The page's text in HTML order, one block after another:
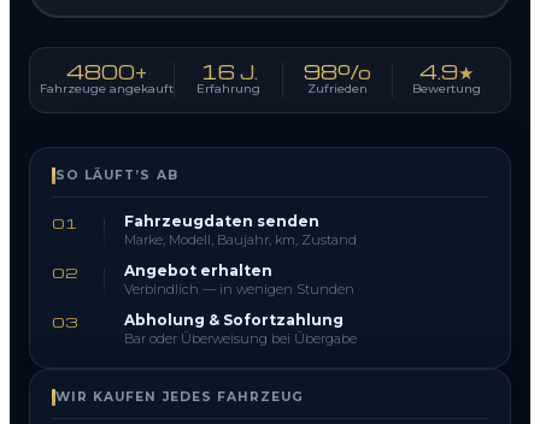
4800+
Fahrzeuge angekauft
16 J.
Erfahrung
98%
Zufrieden
4.9★
Bewertung
SO LÄUFT’S AB
01 Fahrzeugdaten senden
Marke, Modell, Baujahr, km, Zustand
02 Angebot erhalten
Verbindlich — in wenigen Stunden
03 Abholung & Sofortzahlung
Bar oder Überweisung bei Übergabe
WIR KAUFEN JEDES FAHRZEUG